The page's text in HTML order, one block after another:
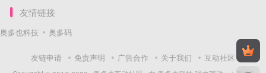
友情链接
奥多也科技 奥多码
友链申请 免责声明 广告合作 关于我们 互动社区